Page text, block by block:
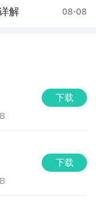
解 08-08
下载
下载